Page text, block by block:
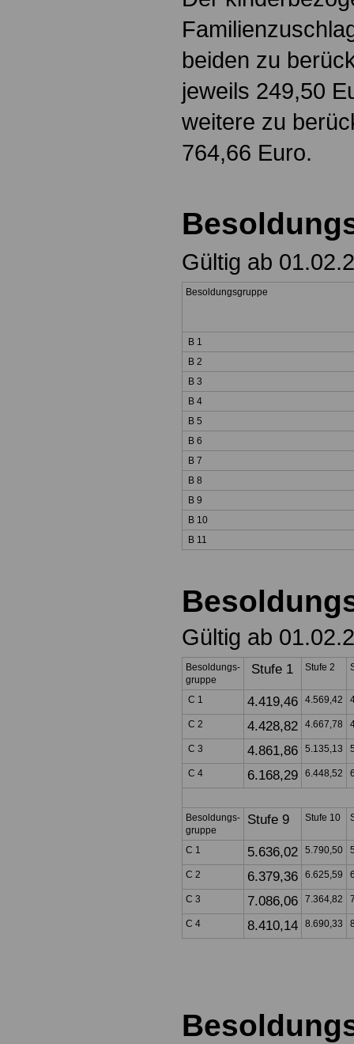
beiden zu
jeweils 249,50
weitere zu
764,66 Euro.
Gültig ab
Besoldungsgruppe
B 1
B 2
B 3
B 4
B 5
B 6
B 7
B 8
B 9
B 10
B 11
Gültig ab
Besoldungs-
gruppe
Stufe 1 Stufe 2
C 1 4.419,46 4.569,42
C 2 4.428,82 4.667,78
C 3 4.861,86 5.135,13
C 4 6.168,29 6.448,52
Besoldungs-
gruppe
Stufe 9 Stufe 10
C 1 5.636,02 5.790,50
C 2 6.379,36 6.625,59
C 3 7.086,06 7.364,82
C 4 8.410,14 8.690,33